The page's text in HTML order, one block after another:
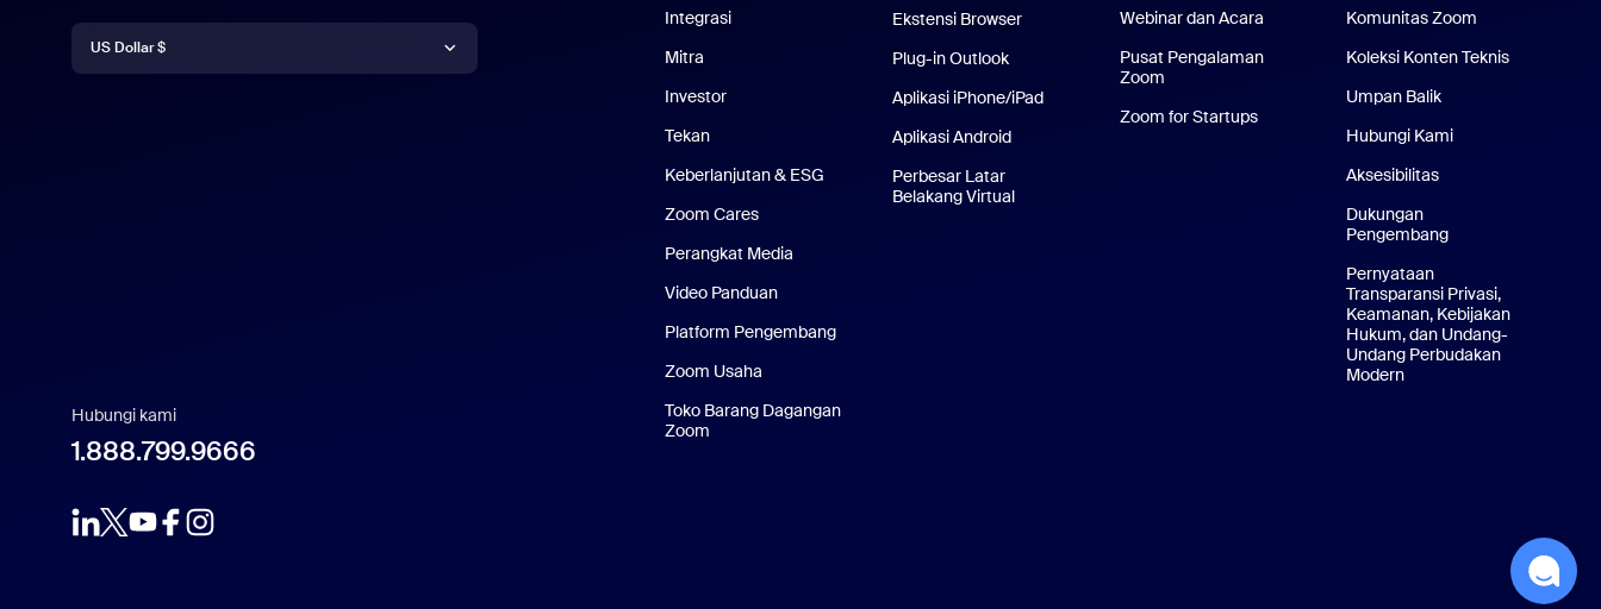
Deutsch
한국어
Nederlands
Mata uang
US Dollar $
Hubungi kami
1.888.799.9666
Integrasi
Mitra
Investor
Tekan
Keberlanjutan & ESG Keberlanjutan & ESG
Zoom Cares
Perangkat Media
Video Panduan
Platform Pengembang
Zoom Usaha
Toko Barang Dagangan
Zoom
Ekstensi Browser
Plug-in Outlook
Aplikasi iPhone/iPadAplikasi iPhone/iPad
Aplikasi AndroidAplikasi Android
Perbesar Latar
Belakang VirtualLatar Belakang Virtual Zoom
Webinar dan Acara
Pusat Pengalaman
Zoom
Zoom for StartupsZoom for Startups
Komunitas Zoom
Koleksi Konten Teknis
Umpan Balik
Hubungi Kami
Aksesibilitas
Dukungan
Pengembang
Pernyataan
Transparansi Privasi,
Keamanan, Kebijakan
Hukum, dan Undang-
Undang Perbudakan
Modern